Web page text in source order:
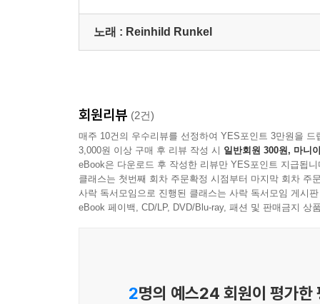
1,1972 - Highlights)
노래 : Reinhild Runkel
회원리뷰 (2건)
매주 10건의 우수리뷰를 선정하여 YES포인트 3만원을 드
3,000원 이상 구매 후 리뷰 작성 시 일반회원 300원, 마니
eBook은 다운로드 후 작성한 리뷰만 YES포인트 지급됩니
클래스는 첫번째 회차 주문확정 시점부터 마지막 회차 주
사락 독서모임으로 진행된 클래스는 사락 독서모임 게시
eBook 페이백, CD/LP, DVD/Blu-ray, 패션 및 판매금지 상
2명의 예스24 회원이 평가한